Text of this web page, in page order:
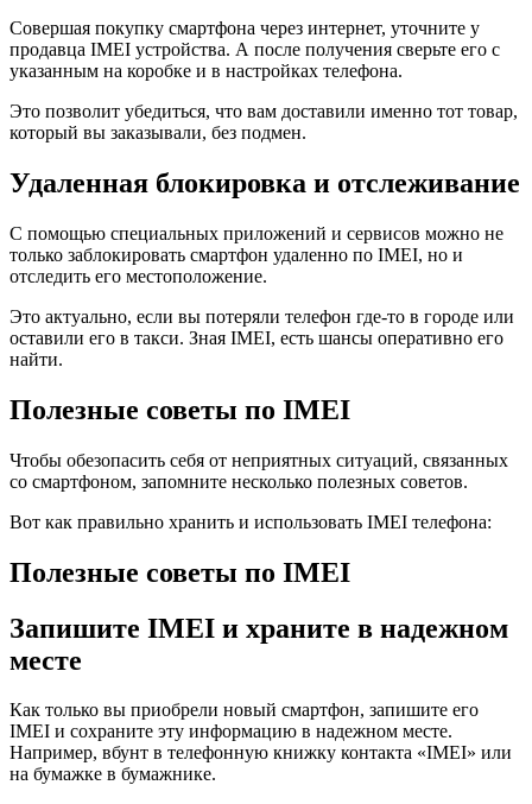
Совершая покупку смартфона через интернет, уточните у
продавца IMEI устройства. А после получения сверьте его с
указанным на коробке и в настройках телефона.
Это позволит убедиться, что вам доставили именно тот товар,
который вы заказывали, без подмен.
Удаленная блокировка и отслеживание
С помощью специальных приложений и сервисов можно не
только заблокировать смартфон удаленно по IMEI, но и
отследить его местоположение.
Это актуально, если вы потеряли телефон где-то в городе или
оставили его в такси. Зная IMEI, есть шансы оперативно его
найти.
Полезные советы по IMEI
Чтобы обезопасить себя от неприятных ситуаций, связанных
со смартфоном, запомните несколько полезных советов.
Вот как правильно хранить и использовать IMEI телефона:
Полезные советы по IMEI
Запишите IMEI и храните в надежном
месте
Как только вы приобрели новый смартфон, запишите его
IMEI и сохраните эту информацию в надежном месте.
Например, вбунт в телефонную книжку контакта «IMEI» или
на бумажке в бумажнике.